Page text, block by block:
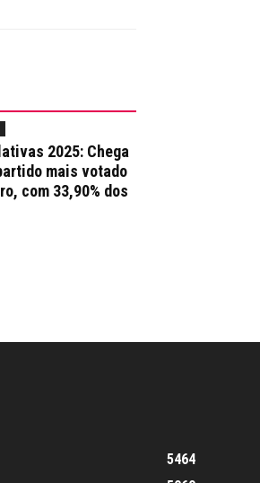
2025: Chega
mais votado
com 33,90% dos
5464